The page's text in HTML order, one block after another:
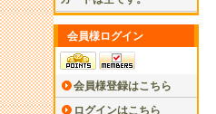
会員様ログイン
会員様登録はこちら
ログインはこちら